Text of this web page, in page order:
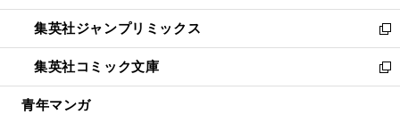
開
く
ウ
で
開
く
ン
ド
ウ
で
開
ウ
ィ
ン
ド
ウ
し
い
ウ
ィ
ン
集英社ジャンプリミックス
新
し
い
ウ
集英社コミック文庫
新
し
青年マンガ